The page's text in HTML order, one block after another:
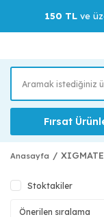
150 TLve
Fırsat
Anasayfa
Stoktakiler